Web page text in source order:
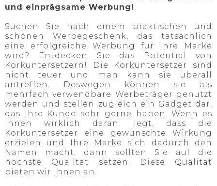
und einprägsame Werbung!
Suchen Sie nach einem praktischen und
schönen Werbegeschenk, das tatsächlich
eine erfolgreiche Werbung für Ihre Marke
wird? Entdecken Sie das Potential von
Korkuntersetzern! Die Korkuntersetzer sind
nicht teuer und man kann sie überall
antreffen. Deswegen können sie als
mehrfach verwendbare Werbeträger genutzt
werden und stellen zugleich ein Gadget dar,
das Ihre Kunde sehr gerne haben. Wenn es
Ihnen wirklich daran liegt, dass die
Korkuntersetzer eine gewünschte Wirkung
erzielen und Ihre Marke sich dadurch den
Namen macht, dann sollten Sie auf die
höchste Qualität setzen. Diese Qualität
bieten wir Ihnen an.